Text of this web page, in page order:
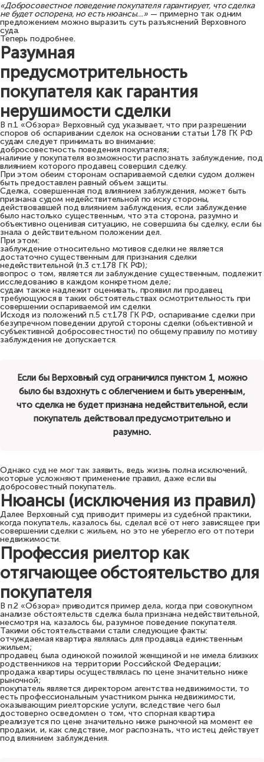
«Добросовестное поведение покупателя гарантирует, что сделка
не будет оспорена, но есть нюансы…» — примерно так одним
предложением можно выразить суть разъяснений Верховного
суда.
Теперь подробнее.
Разумная
предусмотрительность
покупателя как гарантия
нерушимости сделки
В п.1 «Обзора» Верховный суд указывает, что при разрешении
споров об оспаривании сделок на основании статьи 178 ГК РФ
судам следует принимать во внимание:
добросовестность поведения покупателя;
наличие у покупателя возможности распознать заблуждение, под
влиянием которого продавец совершил сделку.
При этом обеим сторонам оспариваемой сделки судом должен
быть предоставлен равный объем защиты.
Сделка, совершенная под влиянием заблуждения, может быть
признана судом недействительной по иску стороны,
действовавшей под влиянием заблуждения, если заблуждение
было настолько существенным, что эта сторона, разумно и
объективно оценивая ситуацию, не совершила бы сделку, если бы
знала о действительном положении дел.
При этом:
заблуждение относительно мотивов сделки не является
достаточно существенным для признания сделки
недействительной (п.3 ст.178 ГК РФ);
вопрос о том, является ли заблуждение существенным, подлежит
исследованию в каждом конкретном деле;
судам также надлежит оценивать, проявил ли продавец
требующуюся в таких обстоятельствах осмотрительность при
совершении оспариваемой им сделки.
Исходя из положений п.5 ст.178 ГК РФ, оспаривание сделки при
безупречном поведении другой стороны сделки (объективной и
субъективной добросовестности) по общему правилу по мотиву
заблуждения не допускается.
Если бы Верховный суд ограничился пунктом 1, можно
было бы вздохнуть с облегчением и быть уверенным,
что сделка не будет признана недействительной, если
покупатель действовал предусмотрительно и
разумно.
Однако суд не мог так заявить, ведь жизнь полна исключений,
которые усложняют применение правил, даже если вы
добросовестный покупатель.
Нюансы (исключения из правил)
Далее Верховный суд приводит примеры из судебной практики,
когда покупатель, казалось бы, сделал всё от него зависящее при
совершении сделки с жильем, но это не уберегло его от потери
недвижимости.
Профессия риелтор как
отягчающее обстоятельство для
покупателя
В п.2 «Обзора» приводится пример дела, когда при совокупном
анализе обстоятельств сделка была признана недействительной,
несмотря на, казалось бы, разумное поведение покупателя.
Такими обстоятельствами стали следующие факты:
отчуждаемая квартира являлась для продавца единственным
жильем;
продавец была одинокой пожилой женщиной и не имела близких
родственников на территории Российской Федерации;
продажа квартиры осуществлялась по цене значительно ниже
рыночной;
покупатель является директором агентства недвижимости, то
есть профессиональным участником рынка недвижимости,
оказывающим риелторские услуги, вследствие чего был
достоверно осведомлен о том, что спорная квартира
реализуется по цене значительно ниже рыночной на момент ее
продажи, и, как следствие, мог распознать, что истец действует
под влиянием заблуждения.